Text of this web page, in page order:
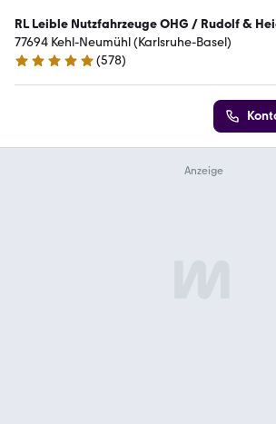
RL Leible Nutzfahrzeuge OHG / Rudolf &
Leible
77694 Kehl-Neumühl (Karlsruhe-Basel)
5 Sterne
(578)